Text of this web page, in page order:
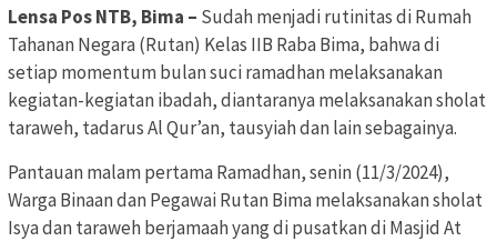
Lensa Pos NTB, Bima – Sudah menjadi rutinitas di Rumah
Tahanan Negara (Rutan) Kelas IIB Raba Bima, bahwa di
setiap momentum bulan suci ramadhan melaksanakan
kegiatan-kegiatan ibadah, diantaranya melaksanakan sholat
taraweh, tadarus Al Qur’an, tausyiah dan lain sebagainya.
Pantauan malam pertama Ramadhan, senin (11/3/2024),
Warga Binaan dan Pegawai Rutan Bima melaksanakan sholat
Isya dan taraweh berjamaah yang di pusatkan di Masjid At